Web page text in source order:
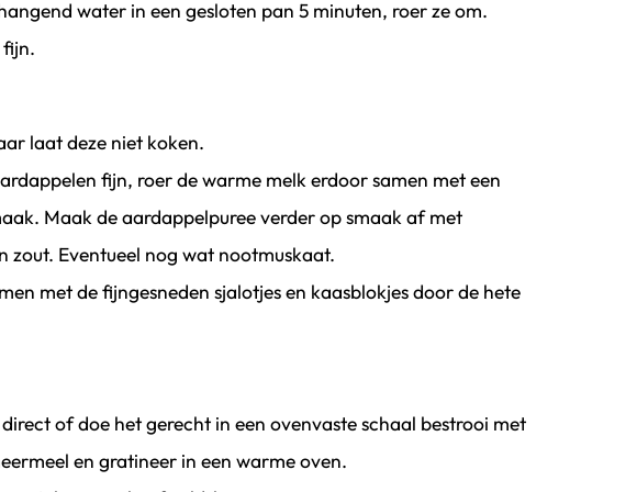
water in een gesloten pan 5 minuten, roer ze om.
aan te vinken
fijn.
aan te vinken
laat deze niet koken.
aan te vinkenfijn, roer de warme melk erdoor samen met een
Maak de aardappelpuree verder op smaak af met
zout. Eventueel nog wat nootmuskaat.
aan te vinken
met de fijngesneden sjalotjes en kaasblokjes door de hete
aan te vinken
of doe het gerecht in een ovenvaste schaal bestrooi met
en gratineer in een warme oven.